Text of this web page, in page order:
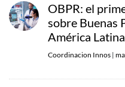
OBPR: el
sobre Buenas
América Latina
Coordinacion Innos |